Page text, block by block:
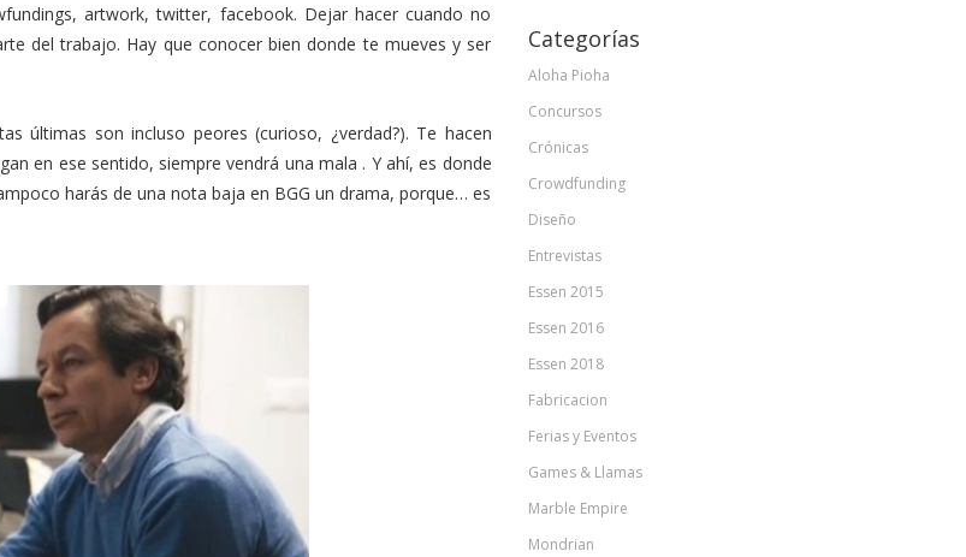
artwork, twitter, facebook. Dejar hacer cuando no
del trabajo. Hay que conocer bien donde te mueves y ser
últimas son incluso peores (curioso, ¿verdad?). Te hacen
en ese sentido, siempre vendrá una mala . Y ahí, es donde
harás de una nota baja en BGG un drama, porque… es
Categorías
Aloha Pioha
Concursos
Crónicas
Crowdfunding
Diseño
Entrevistas
Essen 2015
Essen 2016
Essen 2018
Fabricacion
Ferias y Eventos
Games & Llamas
Marble Empire
Mondrian